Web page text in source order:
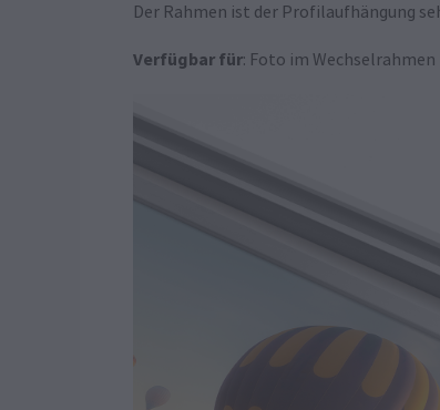
Der Rahmen ist der Profilaufhängung
Verfügbar für: Foto im Wechselrahmen